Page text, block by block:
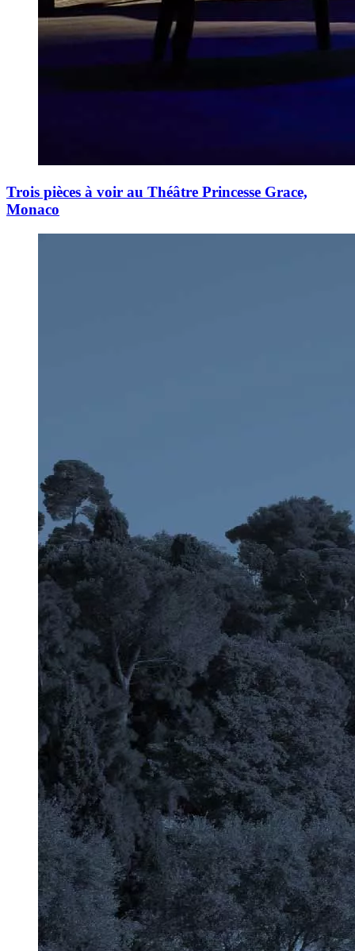
Trois pièces à voir au Théâtre Princesse Grace,
Monaco